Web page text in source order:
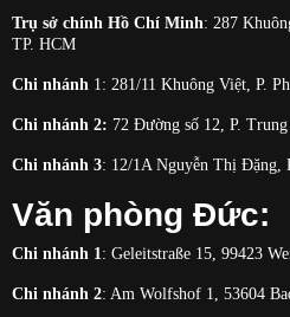
Trụ sở chính Hồ Chí Minh: 287
TP. HCM
Chi nhánh 1: 281/11 Khuông Việt, P.
Chi nhánh 2: 72 Đường số 12, P.
Chi nhánh 3: 12/1A Nguyễn Thị Đặng,
Văn phòng Đức:
Chi nhánh 1: Geleitstraße 15, 99423
Chi nhánh 2: Am Wolfshof 1, 53604